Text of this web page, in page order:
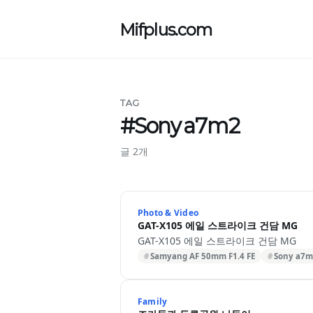
Mifplus.com
TAG
#Sony a7m2
글 2개
Photo & Video
GAT-X105 에일 스트라이크 건담 MG
GAT-X105 에일 스트라이크 건담 MG
Samyang AF 50mm F1.4 FE Sony
Family